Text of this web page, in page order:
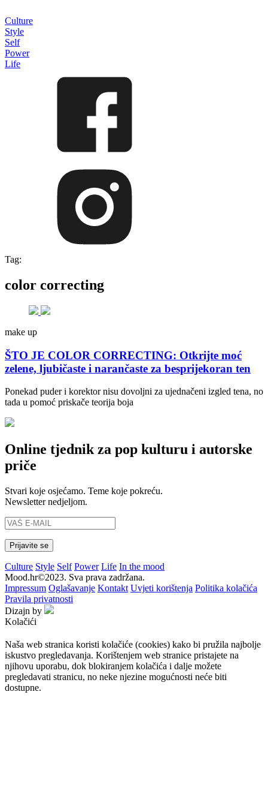
Culture
Style
Self
Power
Life
Tag:
color correcting
make up
ŠTO JE COLOR CORRECTING: Otkrijte moć
zelene, ljubičaste i narančaste za besprijekoran ten
Ponekad puder i korektor nisu dovoljni za ujednačeni izgled tena, no
tada u pomoć priskače teorija boja
Online tjednik za pop kulturu i autorske
priče
Stvari koje osjećamo. Teme koje pokreću.
Newsletter nedjeljom.
Culture Style Self Power Life In the mood
Mood.hr©2023. Sva prava zadržana.
Impressum Oglašavanje Kontakt Uvjeti korištenja Politika kolačića
Pravila privatnosti
Dizajn by
Kolačići
Naša web stranica koristi kolačiće (cookies) kako bi pružila najbolje
iskustvo pregledavanja. Korištenjem web stranice pristajete na
njihovu uporabu, dok blokiranjem kolačića i dalje možete
pregledavati stranicu, no neke njezine mogućnosti neće biti
dostupne.